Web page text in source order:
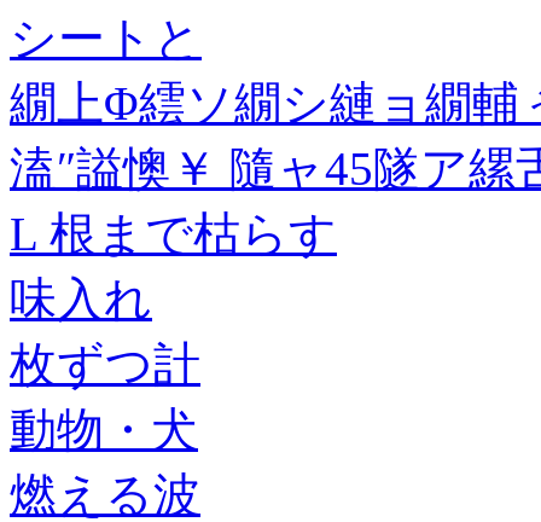
シートと
繝上Φ繧ソ繝シ縺ョ繝
溘″謚懊￥ 隨ャ45隧ア
L 根まで枯らす
味入れ
枚ずつ計
動物・犬
燃える波